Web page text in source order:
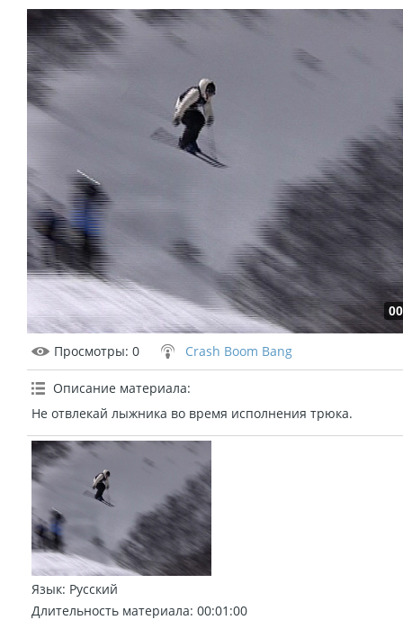
Просмотры: 0 Crash Boom Bang
Описание материала:
Не отвлекай лыжника во время исполнения трюка.
Язык: Русский
Длительность материала: 00:01:00